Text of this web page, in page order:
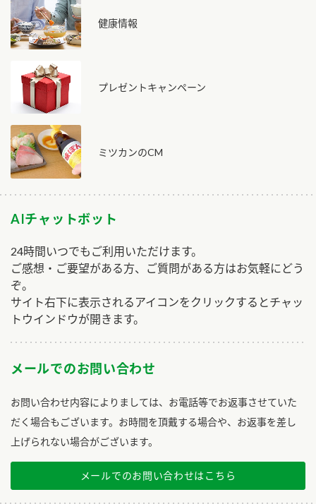
健康情報
プレゼントキャンペーン
ミツカンのCM
AIチャットボット
24時間いつでもご利用いただけます。
ご感想・ご要望がある方、ご質問がある方はお気軽にどう
ぞ。
サイト右下に表示されるアイコンをクリックするとチャッ
トウインドウが開きます。
メールでのお問い合わせ
お問い合わせ内容によりましては、お電話等でお返事させていた
だく場合もございます。お時間を頂戴する場合や、お返事を差し
上げられない場合がございます。
メールでのお問い合わせはこちら